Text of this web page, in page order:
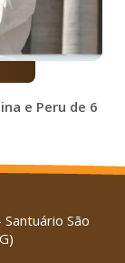
e Peru de 6
São